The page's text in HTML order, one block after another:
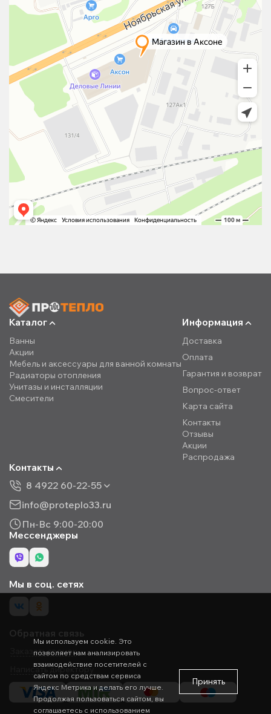
Каталог
Ванны
Акции
Мебель и аксессуары для ванной комнаты
Радиаторы отопления
Унитазы и инсталляции
Смесители
Информация
Доставка
Оплата
Гарантия и возврат
Вопрос-ответ
Карта сайта
Контакты
Отзывы
Акции
Распродажа
Контакты
8 4922 60-22-55
info@proteplo33.ru
Пн-Вс 9:00-20:00
Мессенджеры
Мы в соц. сетях
Обратная связь
Заказать звонок
Написать директору
Мы используем cookie. Это
позволяет нам анализировать
взаимодействие посетителей с
сайтом по средствам сервиса
Яндекс Метрика и делать его лучше.
Продолжая пользоваться сайтом, вы
соглашаетесь с использованием
Принять